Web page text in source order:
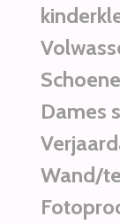
Dames
Wand/